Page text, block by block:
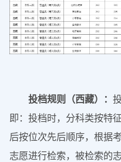
投档规则（西藏）：
即：投档时，分科类按特
后按位次先后顺序，根据
志愿进行检索，被检索的